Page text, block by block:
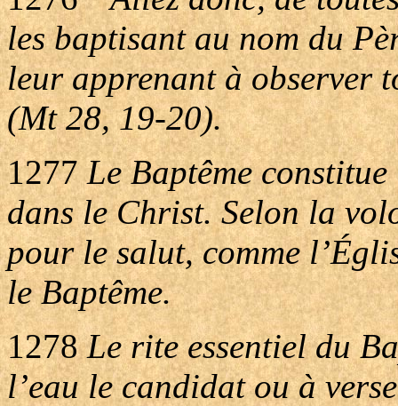
les baptisant au nom du
leur apprenant à observer
(Mt 28, 19-20).
1277Le Baptême
dans le Christ. Selon la
pour le salut, comme
le Baptême.
1278Le rite essentiel du
l’eau le candidat ou à